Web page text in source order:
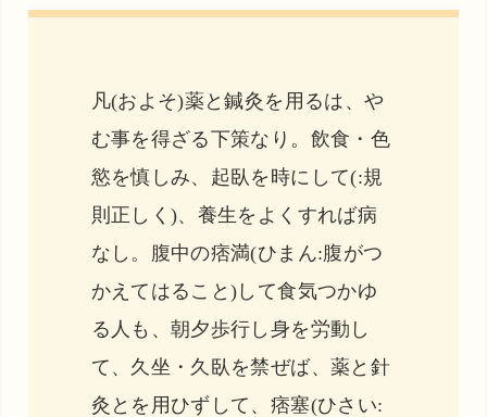
凡(およそ)薬と鍼灸を用るは、や
む事を得ざる下策なり。飲食・色
慾を慎しみ、起臥を時にして(:規
則正しく)、養生をよくすれば病
なし。腹中の痞満(ひまん:腹がつ
かえてはること)して食気つかゆ
る人も、朝夕歩行し身を労動し
て、久坐・久臥を禁ぜば、薬と針
灸とを用ひずして、痞塞(ひさい: